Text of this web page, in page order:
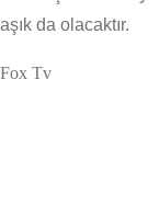
aşık da olacaktır.
Fox Tv